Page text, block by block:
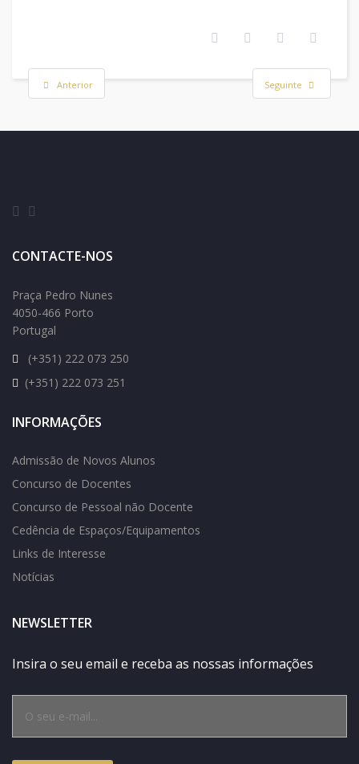
Anterior Seguinte
CONTACTE-NOS
Praça Pedro Nunes
4050-466 Porto
Portugal
(+351) 222 073 250
(+351) 222 073 251
INFORMAÇÕES
Admissão de Novos Alunos
Concurso de Docentes
Concurso de Pessoal não Docente
Cedência de Espaços/Equipamentos
Links de Interesse
Notícias
NEWSLETTER
Insira o seu email e receba as nossas informações